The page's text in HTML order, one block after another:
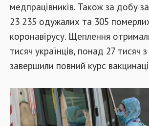
медпрацівників. Також за добу
23 235 одужалих та 305
коронавірусу. Щеплення
тисяч українців, понад 27 тисяч
завершили повний курс